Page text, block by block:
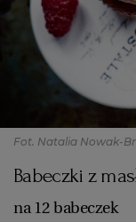
Fot. Natalia Nowak-
Babeczki z
na 12 babeczek